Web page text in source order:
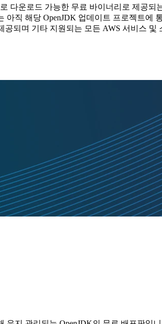
다운로드 가능한 무료 바이너리로 제공
아직 해당 OpenJDK 업데이트 프로젝트
공되며 기타 지원되는 모든 AWS 서비스